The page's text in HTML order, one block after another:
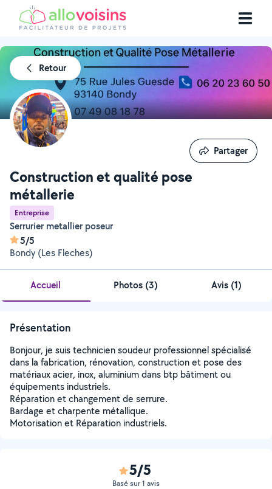
Retour
Construction et qualité pose
métallerie
Entreprise
Serrurier metallier poseur
5/5
Bondy (Les Fleches)
Partager
Partager
Accueil Photos (3) Avis (1)
Présentation
Bonjour, je suis technicien soudeur professionnel spécialisé
dans la fabrication, rénovation, construction et pose des
matériaux acier, inox, aluminium dans btp bâtiment ou
équipements industriels.
Réparation et changement de serrure.
Bardage et charpente métallique.
Motorisation et Réparation industriels.
5/5
Basé sur 1 avis